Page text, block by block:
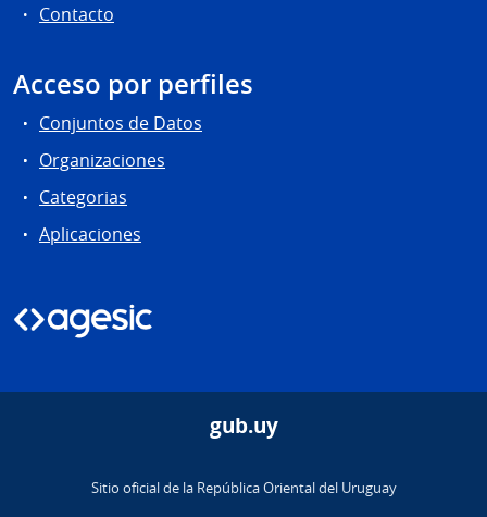
Contacto
Acceso por perfiles
Conjuntos de Datos
Organizaciones
Categorias
Aplicaciones
gub.uy
Sitio oficial de la República Oriental del Uruguay